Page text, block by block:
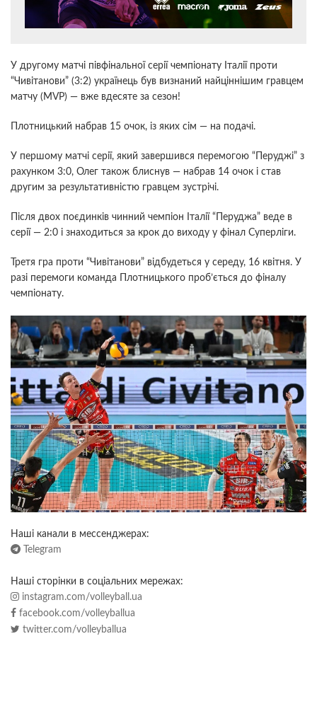
У другому матчі півфінальної серії чемпіонату Італії проти
“Чивітанови” (3:2) українець був визнаний найціннішим гравцем
матчу (MVP) — вже вдесяте за сезон!
Плотницький набрав 15 очок, із яких сім — на подачі.
У першому матчі серії, який завершився перемогою “Перуджі” з
рахунком 3:0, Олег також блиснув — набрав 14 очок і став
другим за результативністю гравцем зустрічі.
Після двох поєдинків чинний чемпіон Італії “Перуджа” веде в
серії — 2:0 і знаходиться за крок до виходу у фінал Суперліги.
Третя гра проти “Чивітанови” відбудеться у середу, 16 квітня. У
разі перемоги команда Плотницького проб’ється до фіналу
чемпіонату.
Наші канали в мессенджерах:
Telegram
Наші сторінки в соціальних мережах:
instagram.com/volleyball.ua
facebook.com/volleyballua
twitter.com/volleyballua